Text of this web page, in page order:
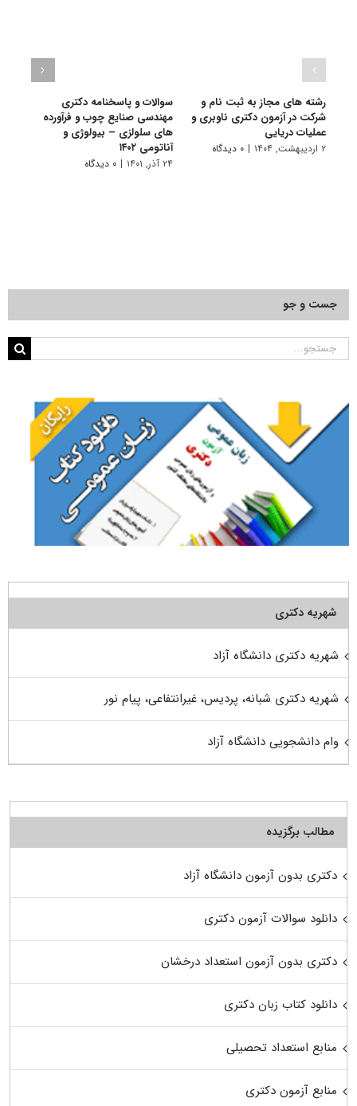
رشته های مجاز به ثبت نام و
شرکت در آزمون دکتری ناوبری و
عملیات دریایی
۲ اردیبهشت, ۱۴۰۴ | ۰ دیدگاه
سوالات و پاسخنامه دکتری
مهندسی صنایع چوب و فرآورده
های سلولزی – بیولوژی و
آناتومی ۱۴۰۲
۲۴ آذر, ۱۴۰۱ | ۰ دیدگاه
جست و جو
جستجو
شهریه دکتری
شهریه دکتری دانشگاه آزاد
شهریه دکتری شبانه، پردیس، غیرانتفاعی، پیام نور
وام دانشجویی دانشگاه آزاد
مطالب برگزیده
دکتری بدون آزمون دانشگاه آزاد
دانلود سوالات آزمون دکتری
دکتری بدون آزمون استعداد درخشان
دانلود کتاب زبان دکتری
منابع استعداد تحصیلی
منابع آزمون دکتری